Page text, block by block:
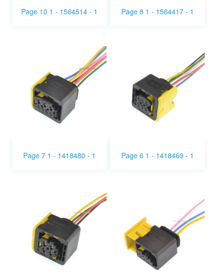
Page 10 1 - 1564514 - 1 Page 8 1 - 1564417 - 1
Page 7 1 - 1418480 - 1 Page 6 1 - 1418469 - 1